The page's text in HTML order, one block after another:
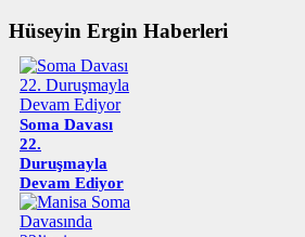
Hüseyin Ergin Haberleri
Soma Davası
22.
Duruşmayla
Devam Ediyor